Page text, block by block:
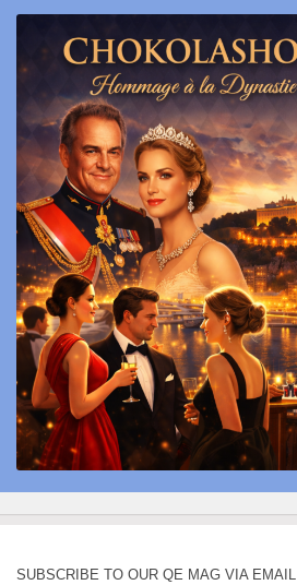
SUBSCRIBE TO OUR QE MAG VIA EMAIL